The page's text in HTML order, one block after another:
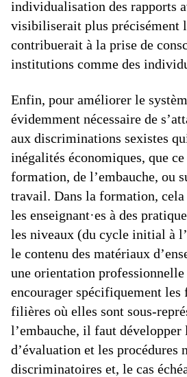
individualisation des rapports
visibiliserait plus précisément
contribuerait à la prise de
institutions comme des
Enfin, pour améliorer le
évidemment nécessaire de
aux discriminations sexistes
inégalités économiques, que
formation, de l’embauche, ou
travail. Dans la formation,
les enseignant·es à des
les niveaux (du cycle initial à
le contenu des matériaux
une orientation professionnelle
encourager spécifiquement les
filières où elles sont sous-
l’embauche, il faut développer
d’évaluation et les procédures
discriminatoires et, le cas